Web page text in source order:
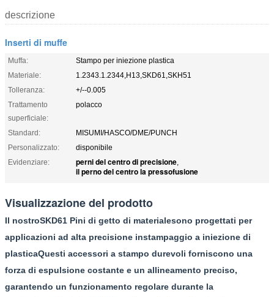
descrizione
Inserti di muffe
Muffa:
Stampo per iniezione plastica
Materiale:
1.2343.1.2344,H13,SKD61,SKH51
Tolleranza:
+/--0.005
Trattamento
superficiale:
polacco
Standard:
MISUMI/HASCO/DME/PUNCH
Personalizzato:
disponibile
Evidenziare:
perni del centro di precisione,
il perno del centro la pressofusione
Visualizzazione del prodotto
Il nostroSKD61 Pini di getto di materialesono progettati per
applicazioni ad alta precisione instampaggio a iniezione di
plasticaQuesti accessori a stampo durevoli forniscono una
forza di espulsione costante e un allineamento preciso,
garantendo un funzionamento regolare durante la